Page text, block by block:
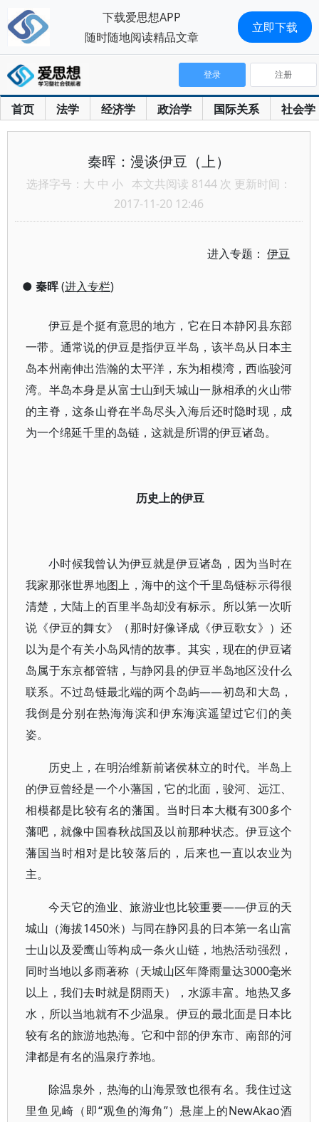
首页 法学 经济学 政治学 国际关系 社会学
登录 注册
秦晖：漫谈伊豆（上）
选择字号： 大 中 小 本文共阅读 8144 次 更新时间：
2017-11-20 12:46
进入专题：伊豆
● 秦晖(进入专栏)
伊豆是个挺有意思的地方，它在日本静冈县东部
一带。通常说的伊豆是指伊豆半岛，该半岛从日本主
岛本州南伸出浩瀚的太平洋，东为相模湾，西临骏河
湾。半岛本身是从富士山到天城山一脉相承的火山带
的主脊，这条山脊在半岛尽头入海后还时隐时现，成
为一个绵延千里的岛链，这就是所谓的伊豆诸岛。
历史上的伊豆
小时候我曾认为伊豆就是伊豆诸岛，因为当时在
我家那张世界地图上，海中的这个千里岛链标示得很
清楚，大陆上的百里半岛却没有标示。所以第一次听
说《伊豆的舞女》（那时好像译成《伊豆歌女》）还
以为是个有关小岛风情的故事。其实，现在的伊豆诸
岛属于东京都管辖，与静冈县的伊豆半岛地区没什么
联系。不过岛链最北端的两个岛屿——初岛和大岛，
我倒是分别在热海海滨和伊东海滨遥望过它们的美
姿。
历史上，在明治维新前诸侯林立的时代。半岛上
的伊豆曾经是一个小藩国，它的北面，骏河、远江、
相模都是比较有名的藩国。当时日本大概有300多个
藩吧，就像中国春秋战国及以前那种状态。伊豆这个
藩国当时相对是比较落后的，后来也一直以农业为
主。
今天它的渔业、旅游业也比较重要——伊豆的天
城山（海拔1450米）与同在静冈县的日本第一名山富
士山以及爱鹰山等构成一条火山链，地热活动强烈，
同时当地以多雨著称（天城山区年降雨量达3000毫米
以上，我们去时就是阴雨天），水源丰富。地热又多
水，所以当地就有不少温泉。伊豆的最北面是日本比
较有名的旅游地热海。它和中部的伊东市、南部的河
津都是有名的温泉疗养地。
除温泉外，热海的山海景致也很有名。我住过这
里鱼见崎（即“观鱼的海角”）悬崖上的NewAkao酒
下载爱思想APP
随时随地阅读精品文章
立即下载